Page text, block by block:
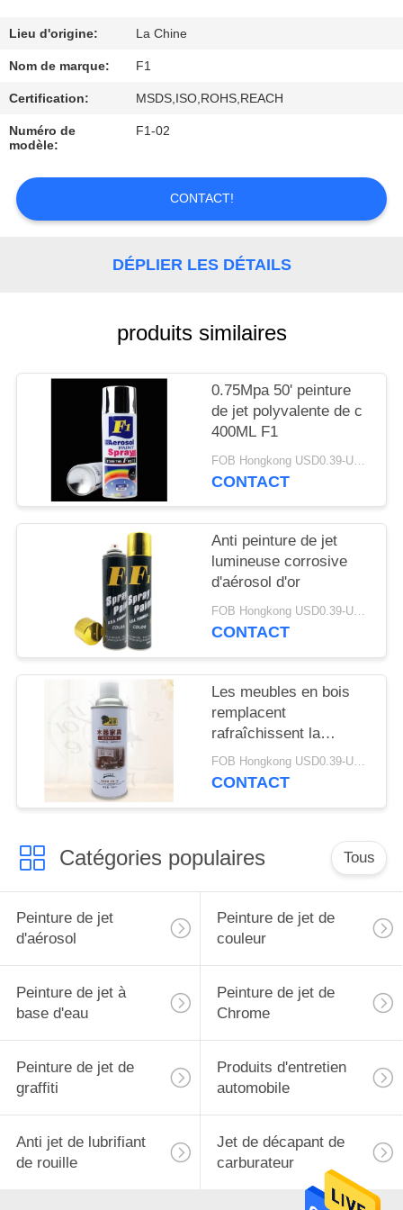
CONTRÔLE
DE
QUALITÉ
CONTACTEZ-
NOUS
Lieu d'origine: La Chine
Nom de marque: F1
Certification: MSDS,ISO,ROHS,REACH
Numéro de
modèle:
F1-02
CONTACT!
DÉPLIER LES DÉTAILS
produits similaires
0.75Mpa 50' peinture
de jet polyvalente de c
400ML F1
FOB Hongkong USD0.39-USD0.59 per piece MOQ:12000pcs/500ctns
CONTACT
Anti peinture de jet
lumineuse corrosive
d'aérosol d'or
FOB Hongkong USD0.39-USD0.59 per piece MOQ:12000pcs/500ctns
CONTACT
Les meubles en bois
remplacent
rafraîchissent la
couleur de Brown de
peinture de jet
FOB Hongkong USD0.39-USD0.59 per piece MOQ:12000pcs/500ctns
CONTACT
Catégories populaires Tous
Peinture de jet
d'aérosol
Peinture de jet de
couleur
Peinture de jet à
base d'eau
Peinture de jet de
Chrome
Peinture de jet de
graffiti
Produits d'entretien
automobile
Anti jet de lubrifiant
de rouille
Jet de décapant de
carburateur